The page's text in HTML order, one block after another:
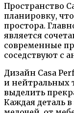
Пространство
планировку,
простора.
является
современные
соседствуют с
Дизайн Casa
и нейтральных
выделить
Каждая деталь